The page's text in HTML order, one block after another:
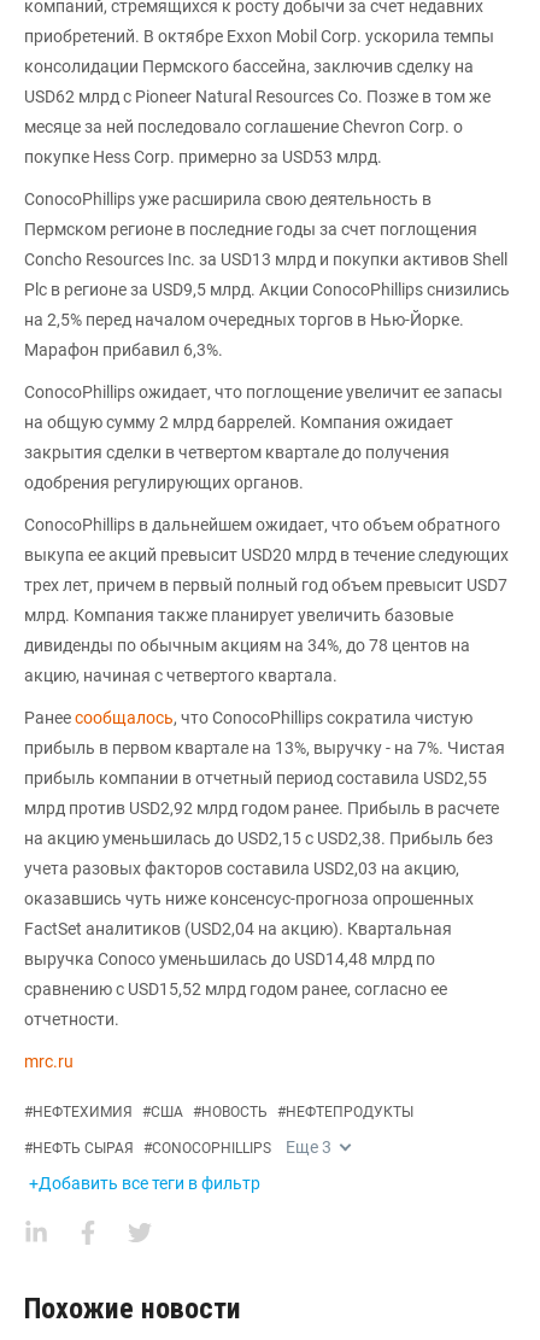
компаний, стремящихся к росту добычи за счет недавних
приобретений. В октябре Exxon Mobil Corp. ускорила темпы
консолидации Пермского бассейна, заключив сделку на
USD62 млрд с Pioneer Natural Resources Co. Позже в том же
месяце за ней последовало соглашение Chevron Corp. о
покупке Hess Corp. примерно за USD53 млрд.
ConocoPhillips уже расширила свою деятельность в
Пермском регионе в последние годы за счет поглощения
Concho Resources Inc. за USD13 млрд и покупки активов Shell
Plc в регионе за USD9,5 млрд. Акции ConocoPhillips снизились
на 2,5% перед началом очередных торгов в Нью-Йорке.
Марафон прибавил 6,3%.
ConocoPhillips ожидает, что поглощение увеличит ее запасы
на общую сумму 2 млрд баррелей. Компания ожидает
закрытия сделки в четвертом квартале до получения
одобрения регулирующих органов.
ConocoPhillips в дальнейшем ожидает, что объем обратного
выкупа ее акций превысит USD20 млрд в течение следующих
трех лет, причем в первый полный год объем превысит USD7
млрд. Компания также планирует увеличить базовые
дивиденды по обычным акциям на 34%, до 78 центов на
акцию, начиная с четвертого квартала.
Ранеесообщалось, что ConocoPhillips сократила чистую
прибыль в первом квартале на 13%, выручку - на 7%. Чистая
прибыль компании в отчетный период составила USD2,55
млрд против USD2,92 млрд годом ранее. Прибыль в расчете
на акцию уменьшилась до USD2,15 с USD2,38. Прибыль без
учета разовых факторов составила USD2,03 на акцию,
оказавшись чуть ниже консенсус-прогноза опрошенных
FactSet аналитиков (USD2,04 на акцию). Квартальная
выручка Conoco уменьшилась до USD14,48 млрд по
сравнению с USD15,52 млрд годом ранее, согласно ее
отчетности.
mrc.ru
#НЕФТЕХИМИЯ #США #НОВОСТЬ #НЕФТЕПРОДУКТЫ
#НЕФТЬ СЫРАЯ #CONOCOPHILLIPS Еще3
+Добавить все теги в фильтр
Похожие новости